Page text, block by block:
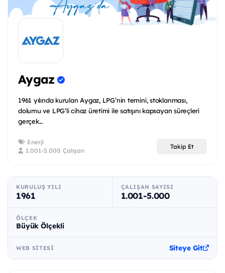
Aygaz
1961 yılında kurulan Aygaz, LPG’nin temini, stoklanması,
dolumu ve LPG’li cihaz üretimi ile satışını kapsayan süreçleri
gerçek...
Enerji
1.001-5.000 Çalışan
Takip Et
KURULUŞ YILI
1961
ÇALIŞAN SAYISI
1.001-5.000
ÖLÇEK
Büyük Ölçekli
WEB SITESI Siteye Git